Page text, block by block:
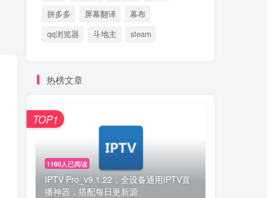
拼多多
屏幕翻译
幕布
qq浏览器
斗地主 steam
热榜文章
1160人已阅读
IPTV Pro_v9.1.22，全设备通用IPTV直
播神器，搭配每日更新源
TOP1